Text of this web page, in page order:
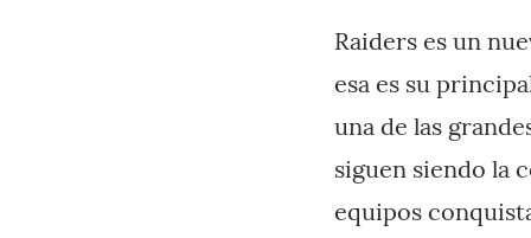
Raiders es un
esa es su
una de las
siguen siendo la
equipos